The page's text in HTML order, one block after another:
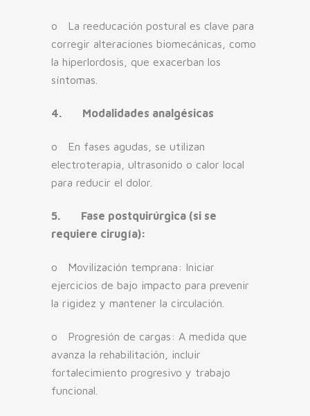
o La reeducación postural es clave para
corregir alteraciones biomecánicas, como
la hiperlordosis, que exacerban los
síntomas.
4. Modalidades analgésicas
o En fases agudas, se utilizan
electroterapia, ultrasonido o calor local
para reducir el dolor.
5.
Fase postquirúrgica (si se
requiere cirugía):
o Movilización temprana: Iniciar
ejercicios de bajo impacto para prevenir
la rigidez y mantener la circulación.
o Progresión de cargas: A medida que
avanza la rehabilitación, incluir
fortalecimiento progresivo y trabajo
funcional.